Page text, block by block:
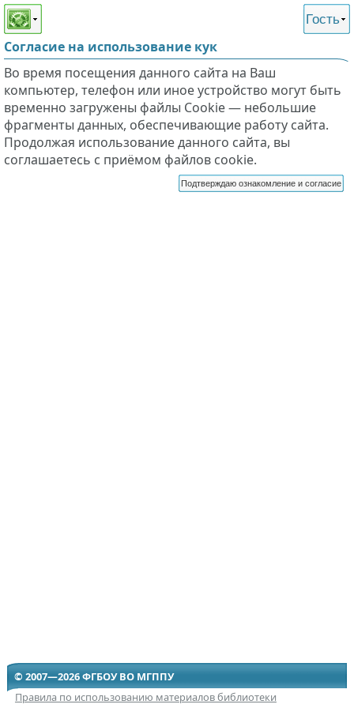
Этот сайт поддерживает
слабовидящих
Гость
Согласие на использование кук
Во время посещения данного сайта на Ваш
компьютер, телефон или иное устройство могут быть
временно загружены файлы Cookie — небольшие
фрагменты данных, обеспечивающие работу сайта.
Продолжая использование данного сайта, вы
соглашаетесь с приёмом файлов cookie.
Подтверждаю ознакомление и согласие
© 2007—2026 ФГБОУ ВО МГППУ
Правила по использованию материалов библиотеки